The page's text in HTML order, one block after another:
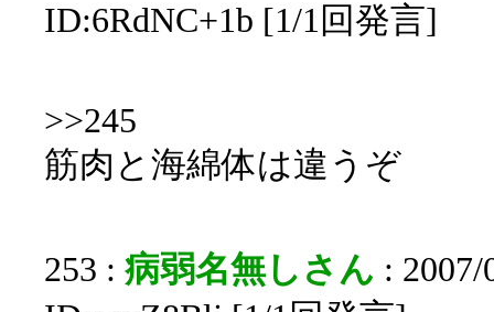
ID:6RdNC+1b [1/1回発言]
>>245
筋肉と海綿体は違うぞ
253 : 病弱名無しさん :